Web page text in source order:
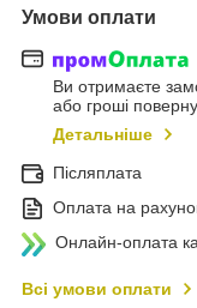
Умови оплати
Ви отримаєте
або гроші
Детальніше
Післяплата
Оплата на
Онлайн-оплата
Всі умови оплати